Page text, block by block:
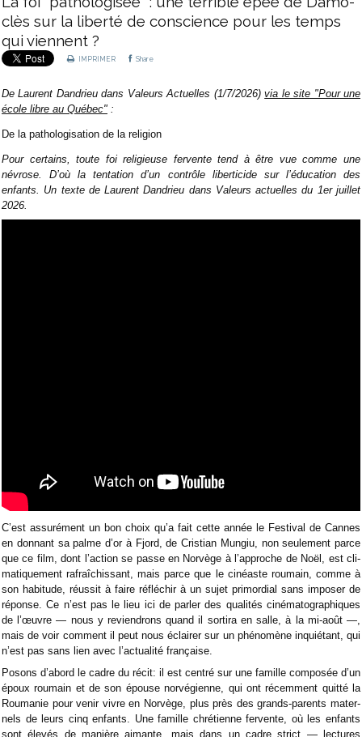
clès sur la liberté de conscience pour les temps
qui viennent ?
IMPRIMER Share
De Laurent Dandrieu dans Valeurs Actuelles (1/7/2026)via le site "Pour une
école libre au Québec" :
De la patho­lo­gi­sa­tion de la religion
Pour cer­tains, toute foi reli­gieuse fer­vente tend à être vue comme une
névrose. D’où la ten­ta­tion d’un contrôle liber­ti­cide sur l’édu­ca­tion des
enfants. Un texte de Laurent Dandrieu dans Valeurs actuelles du 1er juillet
2026.
C’est assu­ré­ment un bon choix qu’a fait cette année le Fes­ti­val de Cannes
en don­nant sa palme d’or à Fjord, de Cris­tian Mun­giu, non seule­ment parce
que ce film, dont l’action se passe en Nor­vège à l’approche de Noël, est cli­
ma­ti­que­ment rafraî­chis­sant, mais parce que le cinéaste rou­main, comme à
son habi­tude, réus­sit à faire réflé­chir à un sujet pri­mor­dial sans impo­ser de
réponse. Ce n’est pas le lieu ici de par­ler des qua­li­tés ciné­ma­to­gra­phiques
de l’œuvre — nous y revien­drons quand il sor­tira en salle, à la mi-août —,
mais de voir com­ment il peut nous éclai­rer sur un phé­no­mène inquié­tant, qui
n’est pas sans lien avec l’actua­lité française.
Posons d’abord le cadre du récit: il est cen­tré sur une famille com­po­sée d’un
époux rou­main et de son épouse nor­vé­gienne, qui ont récem­ment quitté la
Rou­ma­nie pour venir vivre en Nor­vège, plus près des grands-parents mater­
nels de leurs cinq enfants. Une famille chré­tienne fer­vente, où les enfants
sont éle­vés de manière aimante, mais dans un cadre strict — lec­tures